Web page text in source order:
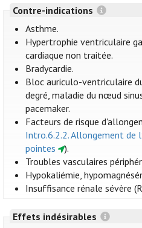
Contre-indications
Asthme.
Hypertrophie ventriculaire
cardiaque non traitée.
Bradycardie.
Bloc auriculo-ventriculaire
degré, maladie du nœud
pacemaker.
Facteurs de risque
Intro.6.2.2. Allongement de
pointes
).
Troubles vasculaires
Hypokaliémie,
Insuffisance rénale sévère
Effets indésirables